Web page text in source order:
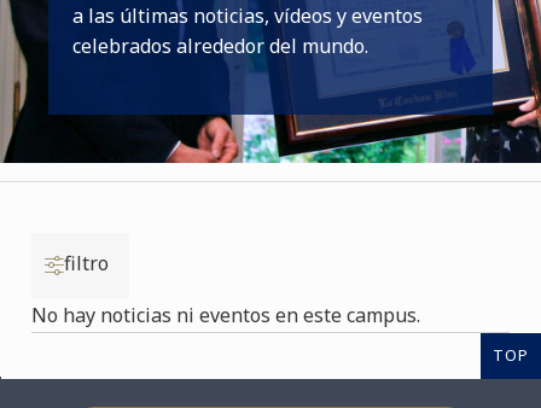
a las últimas noticias, vídeos y eventos
celebrados alrededor del mundo.
filtro
No hay noticias ni eventos en este campus.
TOP